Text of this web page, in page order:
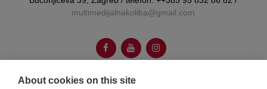
multimedijalnakoliba@gmail.com
About cookies on this site